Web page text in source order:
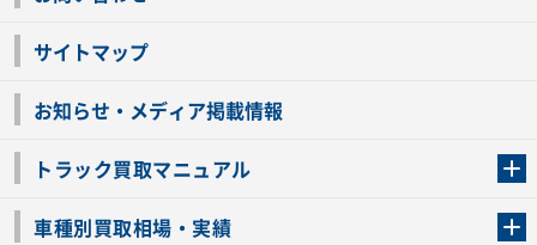
サイトマップ
お知らせ・メディア掲載情報
トラック買取マニュアル
車種別買取相場・実績